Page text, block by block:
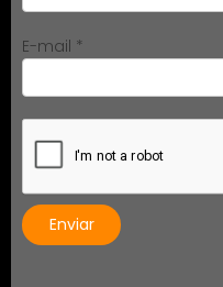
E-mail *